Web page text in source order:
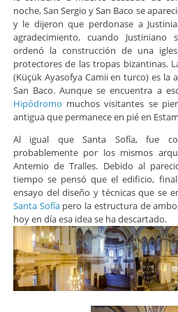
noche, San Sergio y San Baco se
y le dijeron que perdonase a
agradecimiento, cuando
ordenó la construcción de una
protectores de las tropas bizantinas.
(Küçük Ayasofya Camii en turco) es la
San Baco. Aunque se encuentra a
Hipódromo muchos visitantes se
antigua que permanece en pié en
Al igual que Santa Sofía, fue
probablemente por los mismos
Antemio de Tralles. Debido al
tiempo se pensó que el edificio,
ensayo del diseño y técnicas que se
Santa Sofíapero la estructura de
hoy en día esa idea se ha descartado.